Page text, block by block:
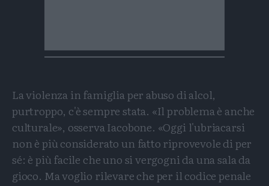
La violenza in famiglia per abuso di alcol,
purtroppo, c'è sempre stata. «Il problema è anche
culturale», osserva Iacobone. «Oggi l'ubriacarsi
non è più considerato un fatto riprovevole di per
sé: è più facile che uno si vergogni da una sala da
gioco. Ma voglio rilevare che per il codice penale